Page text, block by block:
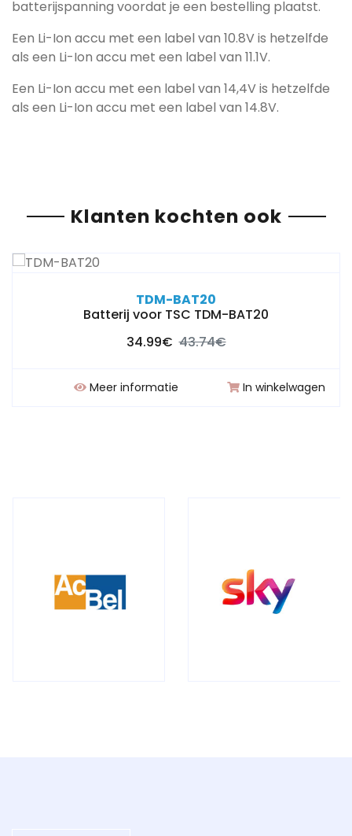
batterijspanning voordat je een bestelling plaatst.
Een Li-Ion accu met een label van 10.8V is hetzelfde
als een Li-Ion accu met een label van 11.1V.
Een Li-Ion accu met een label van 14,4V is hetzelfde
als een Li-Ion accu met een label van 14.8V.
Klanten kochten ook
TDM-BAT20
Batterij voor TSC TDM-BAT20
34.99€ 43.74€
Meer informatie In winkelwagen